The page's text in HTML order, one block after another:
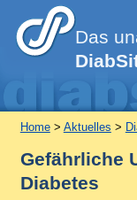
Das
Home> Aktuelles >
Gefährliche
Diabetes